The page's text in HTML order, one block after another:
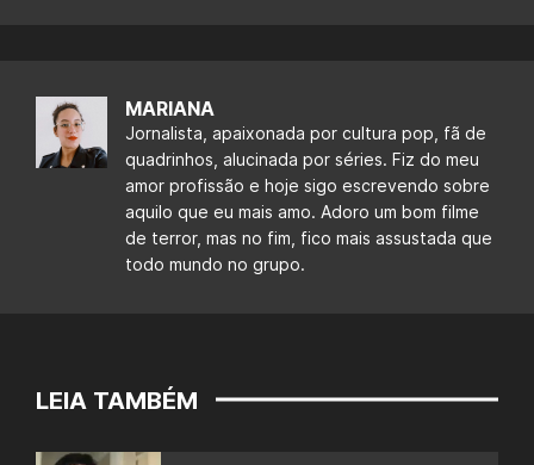
MARIANA
Jornalista, apaixonada por cultura pop, fã de
quadrinhos, alucinada por séries. Fiz do meu
amor profissão e hoje sigo escrevendo sobre
aquilo que eu mais amo. Adoro um bom filme
de terror, mas no fim, fico mais assustada que
todo mundo no grupo.
LEIA TAMBÉM